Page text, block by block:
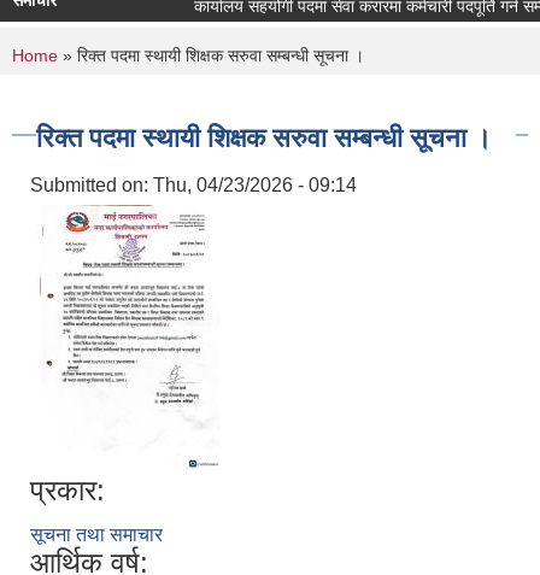
कार्यालय सहयोगी पदमा सेवा करारमा कर्मचारी पदपूर्ति गर्न
You are here
Home » रिक्त पदमा स्थायी शिक्षक सरुवा सम्बन्धी सूचना ।
रिक्त पदमा स्थायी शिक्षक सरुवा सम्बन्धी सूचना ।
Submitted on: Thu, 04/23/2026 - 09:14
प्रकार:
सूचना तथा समाचार
आर्थिक वर्ष: